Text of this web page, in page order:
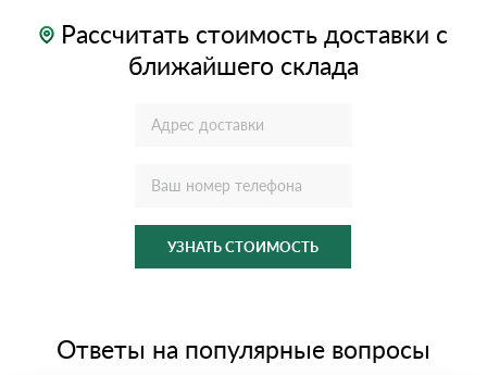
Рассчитать стоимость доставки с
ближайшего склада
УЗНАТЬ СТОИМОСТЬ
Ответы на популярные вопросы